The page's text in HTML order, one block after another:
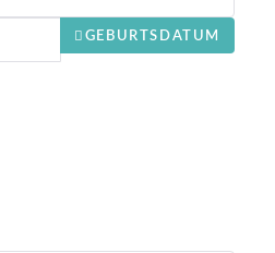
GEBURTSDATUM